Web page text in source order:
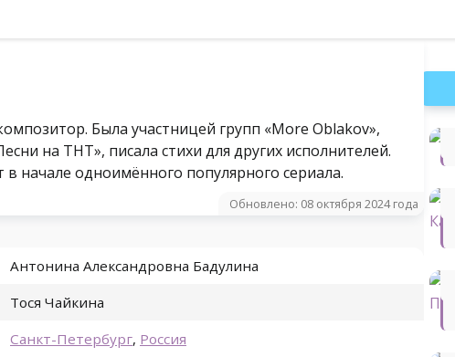
Была участницей групп «More Oblakov»,
на ТНТ», писала стихи для других исполнителей.
начале одноимённого популярного сериала.
Обновлено: 08 октября 2024 года
Антонина Александровна Бадулина
Тося Чайкина
Санкт-Петербург, Россия